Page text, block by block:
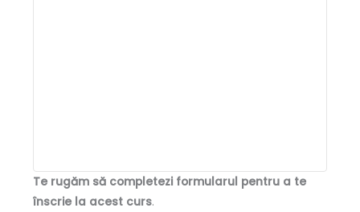
Te rugăm să completezi formularul pentru a te
înscrie la acest curs.